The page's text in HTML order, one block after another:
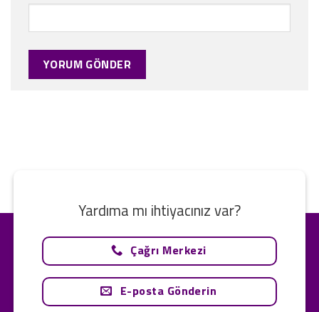
Yardıma mı ihtiyacınız var?
Çağrı Merkezi
E-posta Gönderin